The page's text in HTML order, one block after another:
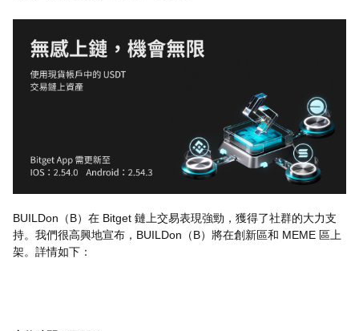
BUILDon（B）在 Bitget 鏈上交易表現強勁，獲得了社群的大力支
持。我們很高興地宣布，BUILDon（B）將在創新區和 MEME 區上
架。詳情如下：